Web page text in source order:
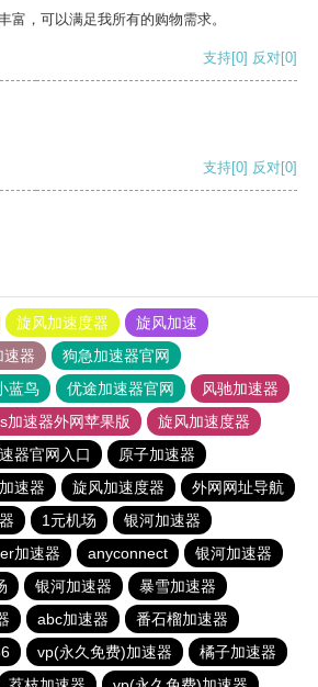
富，可以满足我所有的购物需求。
支持[0] 反对[0]
支持[0] 反对[0]
旋风加速度器
旋风加速
速器
狗急加速器官网
蓝鸟 优途加速器官网
风驰加速器
加速器外网苹果版
旋风加速度器
器官网入口
原子加速器
速器 旋风加速度器
外网网址导航
1元机场
银河加速器
加速器 anyconnect
银河加速器
银河加速器
暴雪加速器
abc加速器
番石榴加速器
vp(永久免费)加速器
橘子加速器